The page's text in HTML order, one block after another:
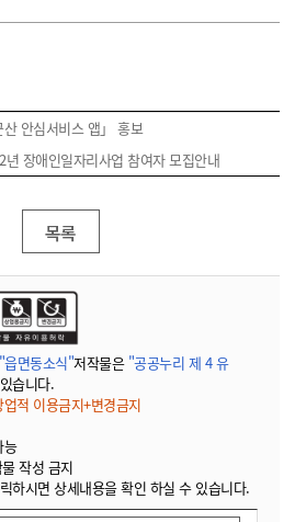
산 안심서비스 앱」 홍보
년 장애인일자리사업 참여자 모집안내
목록
"읍면동소식"저작물은 "공공누리 제 4 유
습니다.
적 이용금지+변경금지
능
작성 금지
하시면 상세내용을 확인 하실 수 있습니다.